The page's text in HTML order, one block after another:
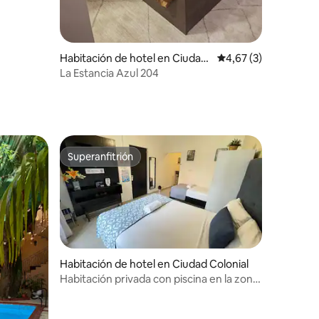
Habitación de hotel en Ciudad
Colonial
Calificación
4,67 (3)
La Estancia Azul 204
Superanfitrión
Superanfitrión
Habitación de hotel en Ciudad Colonial
Habitación privada con piscina en la zona